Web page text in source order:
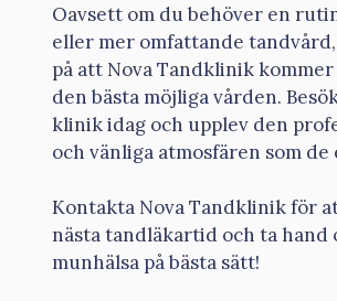
Oavsett om du behöver en
eller mer omfattande
på att Nova Tandklinik
den bästa möjliga vården.
klinik idag och upplev den
och vänliga atmosfären som
Kontakta Nova Tandklinik för
nästa tandläkartid och ta hand
munhälsa på bästa sätt!